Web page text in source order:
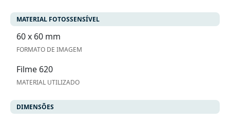
MATERIAL FOTOSSENSÍVEL
60 x 60 mm
FORMATO DE IMAGEM
Filme 620
MATERIAL UTILIZADO
DIMENSÕES